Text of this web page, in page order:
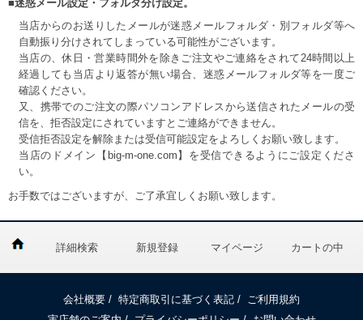
■迷惑メール設定・フォルダ分け設定。
当店からのお送りしたメールが迷惑メールフォルダ・別フォルダ等へ
自動振り分けされてしまっている可能性がございます。
当店の、休日・営業時間外を除きご注文やご連絡をされて24時間以上
経過しても当店より返答が無い場合、迷惑メールフォルダ等を一度ご
確認ください。
又、携帯でのご注文の際パソコンアドレスから送信されたメールの受
信を、拒否設定にされていますとご連絡ができません。
受信拒否設定を解除または受信可能設定をよろしくお願い致します。
当店のドメイン【big-m-one.com】を受信できるようにご設定くださ
い。
お手数ではございますが、ご了承宜しくお願い致します。
詳細検索 新規登録 マイページ カートの中
会社概要 / 特定商取引に基づく表記 /
ご利用規約